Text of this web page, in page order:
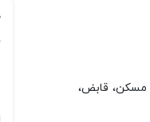
مسکن، قابض،